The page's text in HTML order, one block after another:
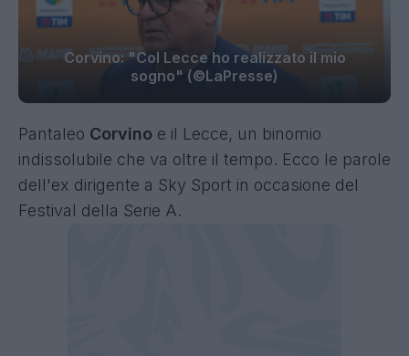
Corvino: "Col Lecce ho realizzato il mio
sogno" (©LaPresse)
Pantaleo Corvino e il Lecce, un binomio
indissolubile che va oltre il tempo. Ecco le parole
dell'ex dirigente a Sky Sport in occasione del
Festival della Serie A.